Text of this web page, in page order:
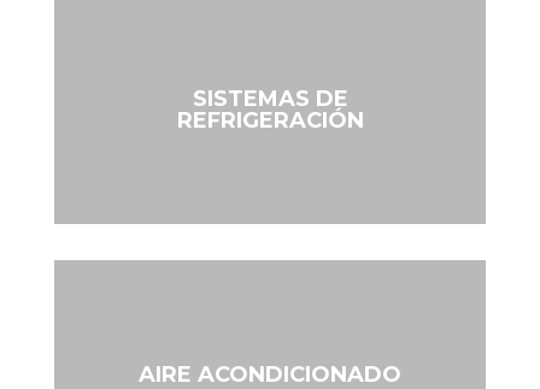
SISTEMAS DE
REFRIGERACIÓN
AIRE ACONDICIONADO